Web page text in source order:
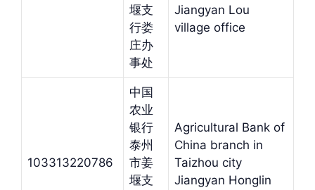
堰支
行娄
庄办
事处
Jiangyan Lou
village office
103313220786
中国
农业
银行
泰州
市姜
堰支
Agricultural Bank of
China branch in
Taizhou city
Jiangyan Honglin